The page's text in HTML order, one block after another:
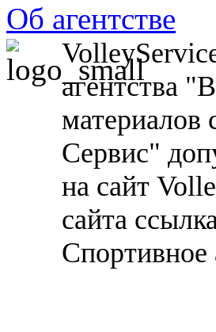
Об агентстве
агентства
материалов
Сервис"
на сайт
сайта
Спортивное